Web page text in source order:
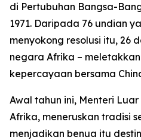
di Pertubuhan Bangsa-
1971. Daripada 76 undian
menyokong resolusi itu, 26
negara Afrika –
kepercayaan bersama
Awal tahun ini, Menteri
Afrika, meneruskan tradisi
menjadikan benua itu